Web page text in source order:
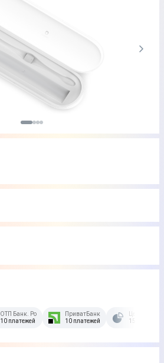
ОТП Банк. Розстрочка Скибочка.
10 платежей
ПриватБанк
10 платежей
15 платежей